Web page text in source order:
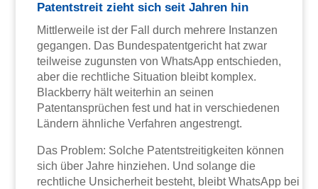
Patentstreit zieht sich seit Jahren hin
Mittlerweile ist der Fall durch mehrere Instanzen
gegangen. Das Bundespatentgericht hat zwar
teilweise zugunsten von WhatsApp entschieden,
aber die rechtliche Situation bleibt komplex.
Blackberry hält weiterhin an seinen
Patentansprüchen fest und hat in verschiedenen
Ländern ähnliche Verfahren angestrengt.
Das Problem: Solche Patentstreitigkeiten können
sich über Jahre hinziehen. Und solange die
rechtliche Unsicherheit besteht, bleibt WhatsApp bei